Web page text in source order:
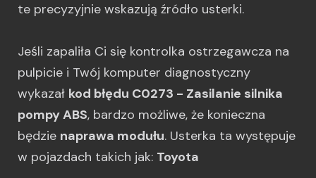
te precyzyjnie wskazują źródło usterki.
Jeśli zapaliła Ci się kontrolka ostrzegawcza na
pulpicie i Twój komputer diagnostyczny
wykazał kod błędu C0273 - Zasilanie silnika
pompy ABS, bardzo możliwe, że konieczna
będzie naprawa modułu. Usterka ta występuje
w pojazdach takich jak: Toyota